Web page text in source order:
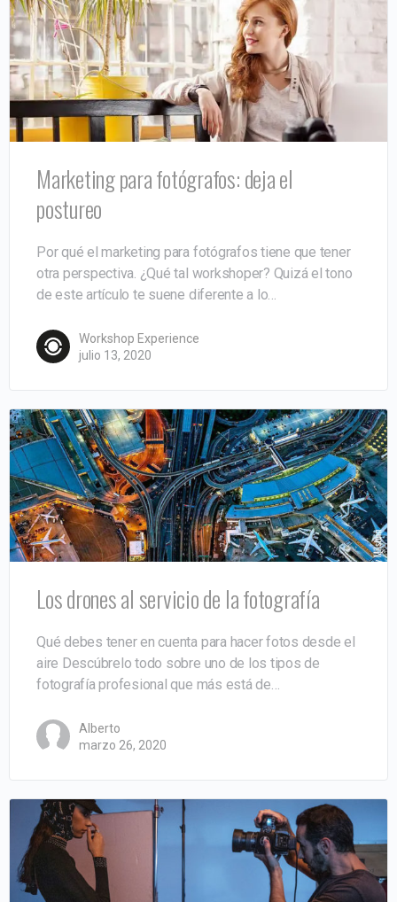
Marketing para fotógrafos: deja el
postureo
Por qué el marketing para fotógrafos tiene que tener
otra perspectiva. ¿Qué tal workshoper? Quizá el tono
de este artículo te suene diferente a lo…
Workshop Experience
julio 13, 2020
Los drones al servicio de la fotografía
Qué debes tener en cuenta para hacer fotos desde el
aire Descúbrelo todo sobre uno de los tipos de
fotografía profesional que más está de…
Alberto
marzo 26, 2020